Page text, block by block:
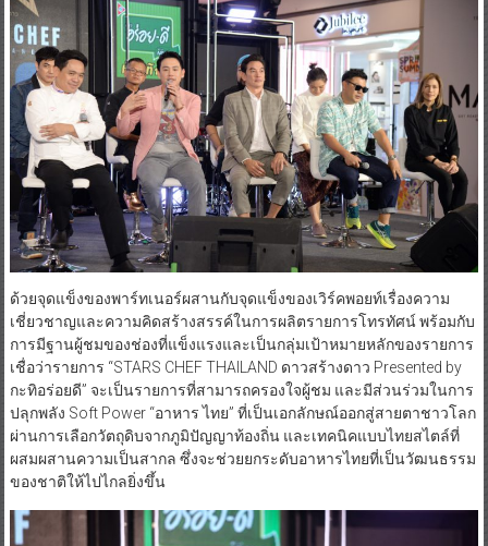
ด้วยจุดแข็งของพาร์ทเนอร์ผสานกับจุดแข็งของเวิร์คพอยท์เรื่องความ
เชี่ยวชาญและความคิดสร้างสรรค์ในการผลิตรายการโทรทัศน์ พร้อมกับ
การมีฐานผู้ชมของช่องที่แข็งแรงและเป็นกลุ่มเป้าหมายหลักของรายการ
เชื่อว่ารายการ “STARS CHEF THAILAND ดาวสร้างดาว Presented by
กะทิอร่อยดี” จะเป็นรายการที่สามารถครองใจผู้ชม และมีส่วนร่วมในการ
ปลุกพลัง Soft Power “อาหาร ไทย” ที่เป็นเอกลักษณ์ออกสู่สายตาชาวโลก
ผ่านการเลือกวัตถุดิบจากภูมิปัญญาท้องถิ่น และเทคนิคแบบไทยสไตล์ที่
ผสมผสานความเป็นสากล ซึ่งจะช่วยยกระดับอาหารไทยที่เป็นวัฒนธรรม
ของชาติให้ไปไกลยิ่งขึ้น